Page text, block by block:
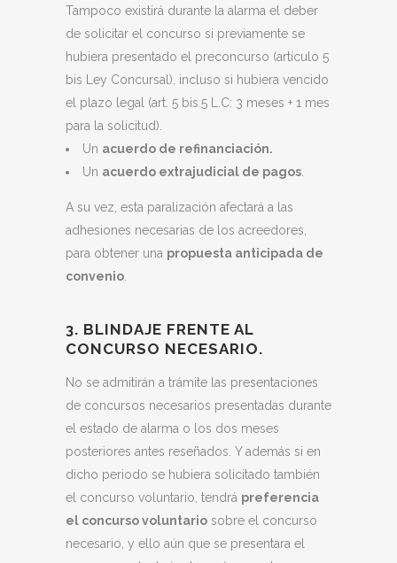
Tampoco existirá durante la alarma el deber
de solicitar el concurso si previamente se
hubiera presentado el preconcurso (artículo 5
bis Ley Concursal), incluso si hubiera vencido
el plazo legal (art. 5 bis.5 L.C: 3 meses + 1 mes
para la solicitud).
Un acuerdo de refinanciación.
Un acuerdo extrajudicial de pagos
A su vez, esta paralización afectará a las
adhesiones necesarias de los acreedores,
para obtener una propuesta anticipada de
convenio
3. BLINDAJE FRENTE AL
CONCURSO NECESARIO.
No se admitirán a trámite las presentaciones
de concursos necesarios presentadas durante
el estado de alarma o los dos meses
posteriores antes reseñados. Y además si en
dicho periodo se hubiera solicitado también
el concurso voluntario, tendrá preferencia
el concurso voluntario sobre el concurso
necesario, y ello aún que se presentara el